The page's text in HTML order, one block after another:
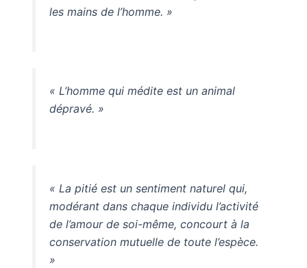
les mains de l’homme. »
« L’homme qui médite est un animal
dépravé. »
« La pitié est un sentiment naturel qui,
modérant dans chaque individu l’activité
de l’amour de soi-même, concourt à la
conservation mutuelle de toute l’espèce.
»